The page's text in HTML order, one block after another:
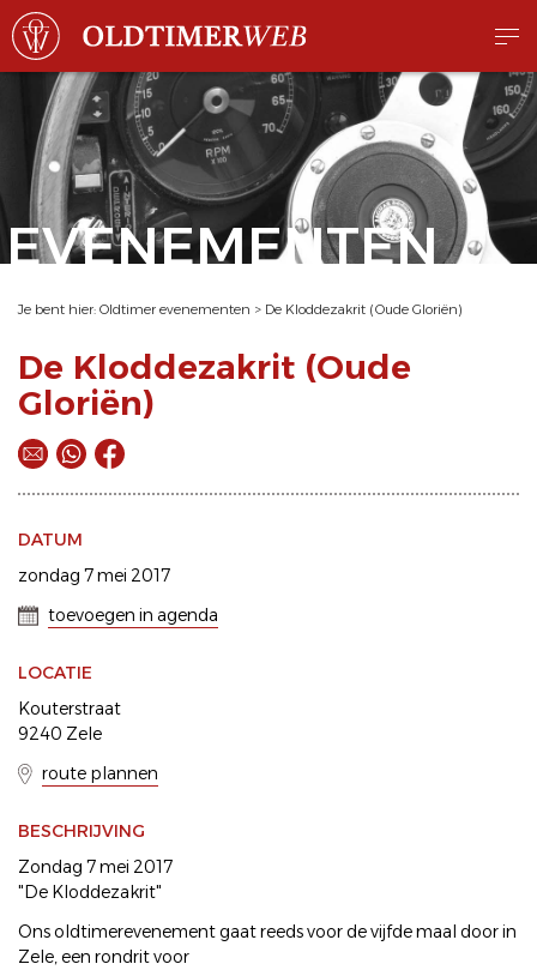
EVENEMENTEN
Je bent hier: Oldtimer evenementen > De Kloddezakrit (Oude Gloriën)
De Kloddezakrit (Oude
Gloriën)
DATUM
zondag 7 mei 2017
toevoegen in agenda
LOCATIE
Kouterstraat
9240 Zele
route plannen
BESCHRIJVING
Zondag 7 mei 2017
"De Kloddezakrit"
Ons oldtimerevenement gaat reeds voor de vijfde maal door in
Zele, een rondrit voor